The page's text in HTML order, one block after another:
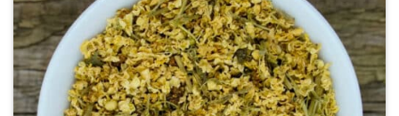
hinzufügen